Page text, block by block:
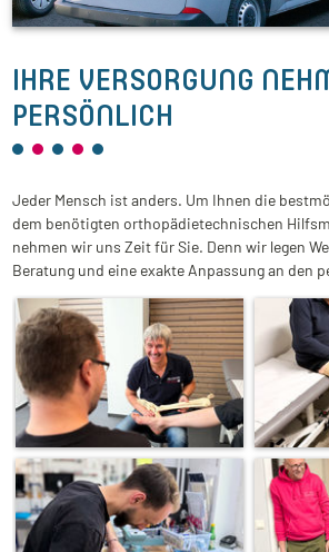
IHRE VERSORGUNG
PERSÖNLICH
Jeder Mensch ist anders. Um Ihnen die
dem benötigten orthopädietechnischen
nehmen wir uns Zeit für Sie. Denn wir legen
Beratung und eine exakte Anpassung an den